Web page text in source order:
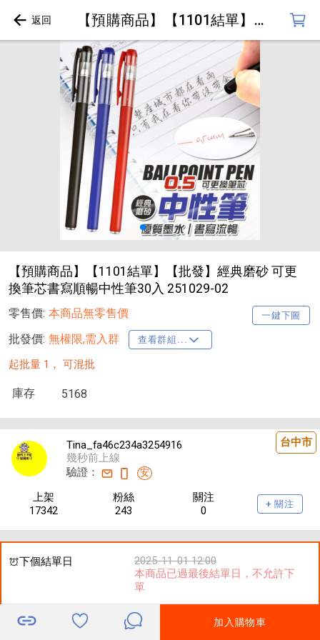
【預購商品】【1101結單】【批發】經典磨砂 可更換筆芯書寫順暢中性筆30入 251029-02
【預購商品】【1101結單】【批發】經典磨砂 可更
換筆芯書寫順暢中性筆30入 251029-02
零售價: 一鍵下圖
本商品無零售價
批發價: 無權限,需入群 查看群組...
起批量 1， 可混批
庫存 5168
台中市
Tina_fa46c234a3254916
幾秒前上線
驗證：
安
上架
17342
粉絲
243
關注
0
+ 關注
下個結單日
2025-11-01 12:00
本商品已過最後結單日，不允許下
單
加入購物車